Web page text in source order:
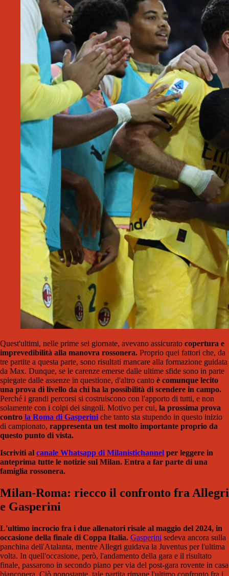
Quest'ultimi, nelle prime sei giornate, avevano assicurato copertura e
imprevedibilità alla manovra rossonera. Proprio quei fattori che, da
tre partite a questa parte, sono risultati mancare alla formazione guidata
da Max. Dunque, se le carenze emerse dalle ultime sfide sono in parte
spiegate dalle assenze in questione, d'altro canto è comunque lecito
una prova di livello da chi ha la possibilità di scendere in campo.
Perché i grandi percorsi si costruiscono con l'apporto di tutti, e non
solamente con i colpi dei singoli. Motivo per cui, la prossima prova
contro la Roma di Gasperiniche tanto sta stupendo in questo inizio
di campionato, rappresenta un test molto importante proprio da
questo punto di vista.
Iscriviti al canale Whatsapp di Milanistichannel per leggere in
anteprima tutte le notizie sul Milan. Entra a far parte di una
famiglia rossonera.
Milan-Roma: riecco il confronto fra Allegri
e Gasperini
L'ultimo incrocio fra i due allenatori risale al maggio del 2024, in
occasione della finale di Coppa Italia. Gasperini sedeva ancora sulla
panchina dell'Atalanta, mentre Allegri guidava la Juventus per l'ultima
volta. In quell'occasione, però, l'andamento della gara e il risultato
finale, passarono in secondo piano per via del post-gara rovente in casa